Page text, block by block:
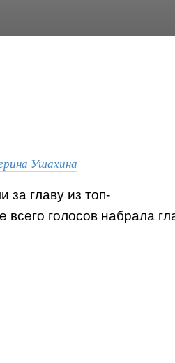
Ушахина
за главу из топ-
всего голосов набрала